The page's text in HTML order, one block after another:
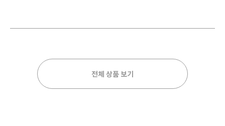
전체 상품 보기